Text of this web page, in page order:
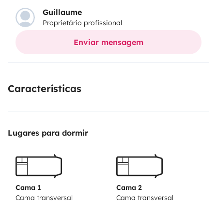
Perfect for 2 to 4 people, it offers a great balance
between compact size, comfort and practicality.
organizing your trip, I adapt to your travel style.
• Model: Sunlight Cliff 601 (Fiat Ducato)
• Capacity: up to 4 people
• License: Standard driving license (B)
• Driving: Easy and comfortable
Guillaume
Proprietário profissional
Enviar mensagem
Características
Lugares para dormir
Cama 1
Cama transversal
Cama 2
Cama transversal